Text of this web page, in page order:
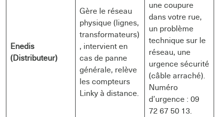
Enedis
(Distributeur)
Gère le réseau
physique (lignes,
transformateurs)
, intervient en
cas de panne
générale, relève
les compteurs
Linky à distance.
une coupure
dans votre rue,
un problème
technique sur le
réseau, une
urgence sécurité
(câble arraché).
Numéro
d’urgence : 09
72 67 50 13.